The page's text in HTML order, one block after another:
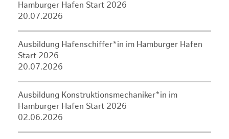
Hamburger Hafen Start 2026
20.07.2026
Ausbildung Hafenschiffer*in im Hamburger Hafen
Start 2026
20.07.2026
Ausbildung Konstruktionsmechaniker*in im
Hamburger Hafen Start 2026
02.06.2026